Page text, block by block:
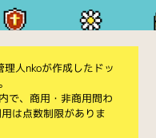
人nkoが作成したドッ
で、商用・非商用問わ
は点数制限がありま